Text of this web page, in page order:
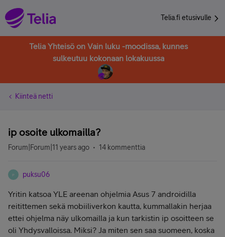
Telia.fi etusivulle
Telia Yhteisö on Vain luku -moodissa, kunnes
sulkeutuu kokonaan lokakuussa
Kiinteä netti
ip osoite ulkomailla?
Forum|Forum|11 years ago 14 kommenttia
P puksu06
Yritin katsoa YLE areenan ohjelmia Asus 7 androidilla
reitittemen sekä mobiiliverkon kautta, kummallakin herjaa
ettei ohjelma näy ulkomailla ja kun tarkistin ip osoitteen se
oli Yhdysvalloissa. Miksi? Ja miten sen saa suomeen, koska